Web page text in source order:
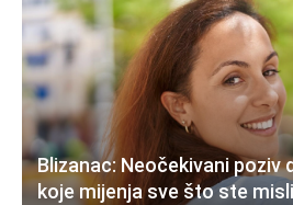
Blizanac: Neočekivani poziv
koje mijenja sve što ste